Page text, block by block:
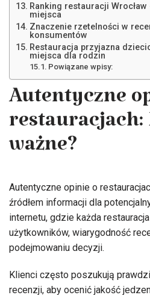
Ranking restauracji
miejsca
Znaczenie rzetelności w
konsumentów
Restauracja przyjazna
miejsca dla rodzin
Powiązane wpisy:
Autentyczne
restauracjach:
ważne?
Autentyczne opinie o
źródłem informacji dla
internetu, gdzie każda
użytkowników, wiarygodność
podejmowaniu decyzji.
Klienci często poszukują
recenzji, aby ocenić jakość